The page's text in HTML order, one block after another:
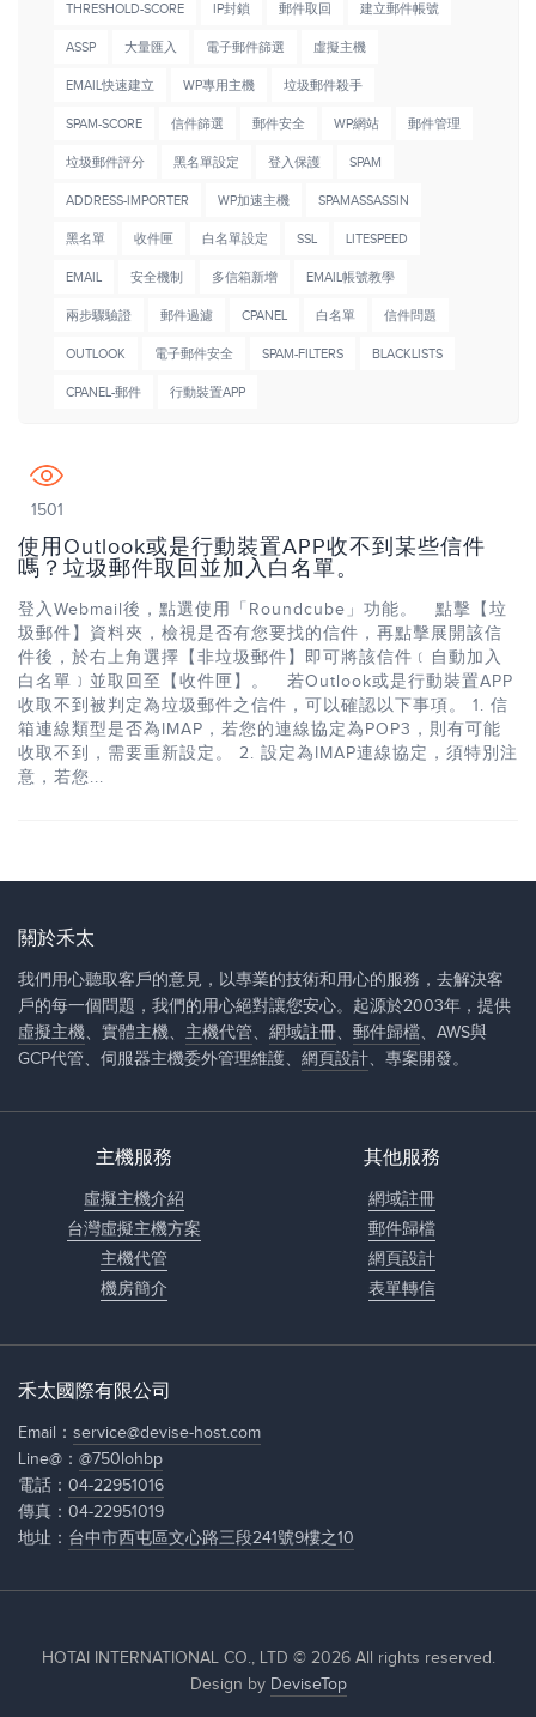
THRESHOLD-SCORE IP封鎖 郵件取回 建立郵件帳號
ASSP 大量匯入 電子郵件篩選 虛擬主機
EMAIL快速建立 WP專用主機 垃圾郵件殺手
SPAM-SCORE 信件篩選 郵件安全 WP網站 郵件管理
垃圾郵件評分 黑名單設定 登入保護 SPAM
ADDRESS-IMPORTER WP加速主機 SPAMASSASSIN
黑名單 收件匣 白名單設定 SSL LITESPEED
EMAIL 安全機制 多信箱新增 EMAIL帳號教學
兩步驟驗證 郵件過濾 CPANEL 白名單 信件問題
OUTLOOK 電子郵件安全 SPAM-FILTERS BLACKLISTS
CPANEL-郵件 行動裝置APP
1501
使用Outlook或是行動裝置APP收不到某些信件
嗎？垃圾郵件取回並加入白名單。
登入Webmail後，點選使用「Roundcube」功能。 點擊【垃
圾郵件】資料夾，檢視是否有您要找的信件，再點擊展開該信
件後，於右上角選擇【非垃圾郵件】即可將該信件﹝自動加入
白名單﹞並取回至【收件匣】。 若Outlook或是行動裝置APP
收取不到被判定為垃圾郵件之信件，可以確認以下事項。 1. 信
箱連線類型是否為IMAP，若您的連線協定為POP3，則有可能
收取不到，需要重新設定。 2. 設定為IMAP連線協定，須特別注
意，若您...
關於禾太
我們用心聽取客戶的意見，以專業的技術和用心的服務，去解決客
戶的每一個問題，我們的用心絕對讓您安心。起源於2003年，提供
虛擬主機、實體主機、 主機代管、 網域註冊、 郵件歸檔、AWS與
GCP代管、伺服器主機委外管理維護、 網頁設計、專案開發。
主機服務
虛擬主機介紹
台灣虛擬主機方案
主機代管
機房簡介
其他服務
網域註冊
郵件歸檔
網頁設計
表單轉信
禾太國際有限公司
Email： service@devise-host.com
Line@： @750lohbp
電話： 04-22951016
傳真：04-22951019
地址： 台中市西屯區文心路三段241號9樓之10
HOTAI INTERNATIONAL CO., LTD © 2026 All rights reserved.
Design by DeviseTop